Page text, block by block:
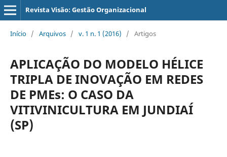
Revista Visão: Gestão Organizacional
Início / Arquivos / v. 1 n. 1 (2016) / Artigos
APLICAÇÃO DO MODELO HÉLICE
TRIPLA DE INOVAÇÃO EM REDES
DE PMEs: O CASO DA
VITIVINICULTURA EM JUNDIAÍ
(SP)